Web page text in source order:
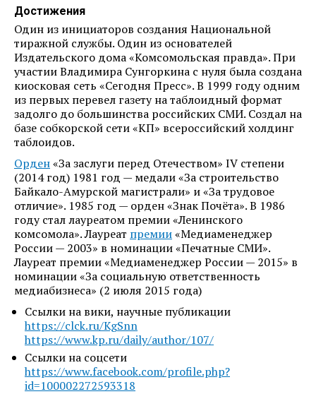
Достижения
Один из инициаторов создания Национальной
тиражной службы. Один из основателей
Издательского дома «Комсомольская правда». При
участии Владимира Сунгоркина с нуля была создана
киосковая сеть «Сегодня Пресс». В 1999 году одним
из первых перевел газету на таблоидный формат
задолго до большинства российских СМИ. Создал на
базе собкорской сети «КП» всероссийский холдинг
таблоидов.
Орден«За заслуги перед Отечеством» IV степени
(2014 год) 1981 год — медали «За строительство
Байкало-Амурской магистрали» и «За трудовое
отличие». 1985 год — орден «Знак Почёта». В 1986
году стал лауреатом премии «Ленинского
комсомола». Лауреат премии«Медиаменеджер
России — 2003» в номинации «Печатные СМИ».
Лауреат премии «Медиаменеджер России — 2015» в
номинации «За социальную ответственность
медиабизнеса» (2 июля 2015 года)
Ссылки на вики, научные публикации
https://clck.ru/KgSnn
https://www.kp.ru/daily/author/107/
Ссылки на соцсети
https://www.facebook.com/profile.php?
id=100002272593318